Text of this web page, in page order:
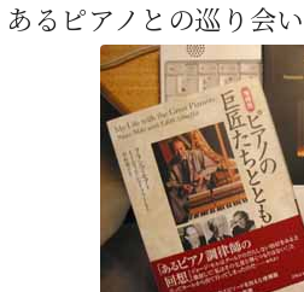
ュ
イ
ン
コ
ン
サ
ー
ト /
C.
ベ
示
イ
器
員
イ
採
あるピアノとの巡り会い